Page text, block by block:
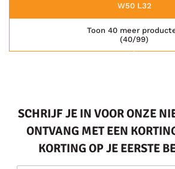
W50 L32
(40/99)
Toon 40 meer
SCHRIJF JE IN VOOR ONZE
ONTVANG MET EEN
KORTING OP JE EERSTE